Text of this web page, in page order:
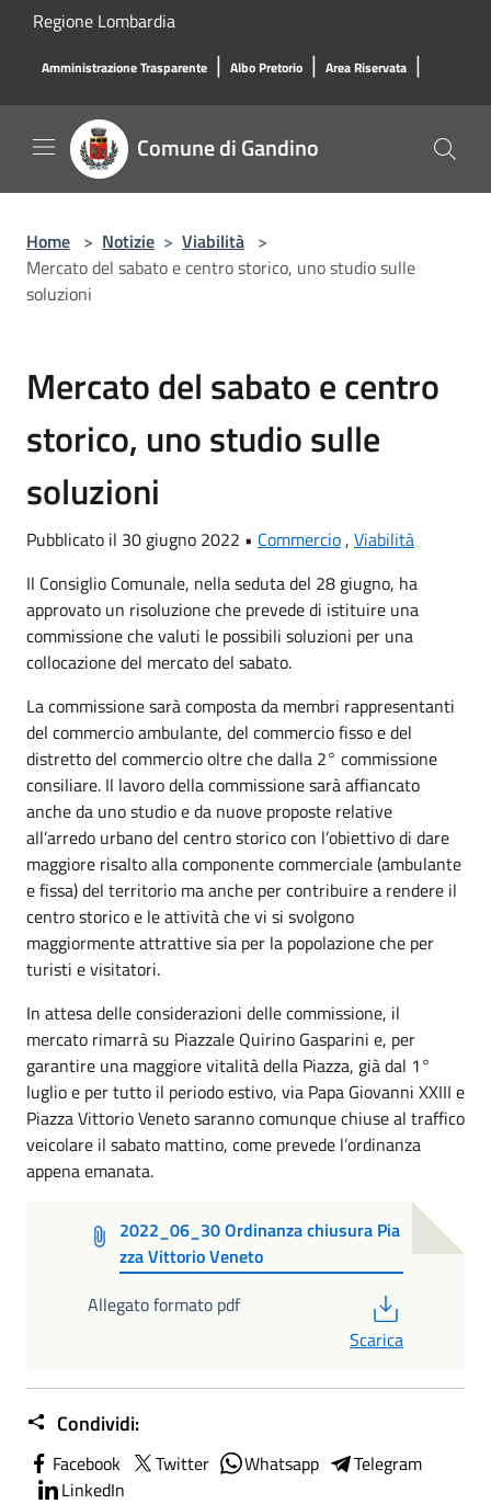
Salta al contenuto principale
Regione Lombardia
Amministrazione Trasparente | Albo Pretorio | Area Riservata |
Comune di Gandino
Home > Notizie > Viabilità >
Mercato del sabato e centro storico, uno studio sulle
soluzioni
Mercato del sabato e centro
storico, uno studio sulle
soluzioni
Pubblicato il 30 giugno 2022 • Commercio, Viabilità
Il Consiglio Comunale, nella seduta del 28 giugno, ha
approvato un risoluzione che prevede di istituire una
commissione che valuti le possibili soluzioni per una
collocazione del mercato del sabato.
La commissione sarà composta da membri rappresentanti
del commercio ambulante, del commercio fisso e del
distretto del commercio oltre che dalla 2° commissione
consiliare. Il lavoro della commissione sarà affiancato
anche da uno studio e da nuove proposte relative
all’arredo urbano del centro storico con l’obiettivo di dare
maggiore risalto alla componente commerciale (ambulante
e fissa) del territorio ma anche per contribuire a rendere il
centro storico e le attività che vi si svolgono
maggiormente attrattive sia per la popolazione che per
turisti e visitatori.
In attesa delle considerazioni delle commissione, il
mercato rimarrà su Piazzale Quirino Gasparini e, per
garantire una maggiore vitalità della Piazza, già dal 1°
luglio e per tutto il periodo estivo, via Papa Giovanni XXIII e
Piazza Vittorio Veneto saranno comunque chiuse al traffico
veicolare il sabato mattino, come prevede l’ordinanza
appena emanata.
2022_06_30 Ordinanza chiusura Pia
zza Vittorio Veneto
Allegato formato pdf
Scarica
Condividi:
Facebook Twitter Whatsapp
Telegram
LinkedIn